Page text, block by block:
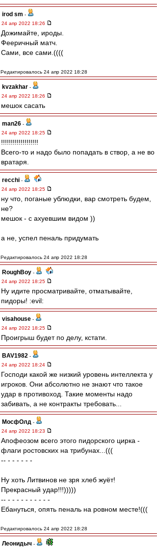
irod sm -
24 апр 2022 18:26
Дожимайте, ироды.
Фееричный матч.
Сами, все сами.((((
Редактировалось 24 апр 2022 18:28
kvzakhar -
24 апр 2022 18:26
мешок сасать
man26 -
24 апр 2022 18:25
!!!!!!!!!!!!!!!!!!!
Всего-то и надо было попадать в створ, а не во
вратаря.
recchi -
24 апр 2022 18:25
ну что, поганые ублюдки, вар смотреть будем,
не?
мешок - с ахуевшим видом ))
а не, успел пеналь придумать
Редактировалось 24 апр 2022 18:28
RoughBoy -
24 апр 2022 18:25
Ну идите просматривайте, отматывайте,
пидоры! :evil:
visahouse -
24 апр 2022 18:25
Проигрыш будет по делу, кстати.
BAV1982 -
24 апр 2022 18:24
Господи какой же низкий уровень интеллекта у
игроков. Они абсолютно не знают что такое
удар в противоход. Такие моменты надо
забивать, а не контракты требовать...
МосфОлд -
24 апр 2022 18:23
Апофеозом всего этого пидорского цирка -
флаги ростовских на трибунах...(((
-- - - - - - -
Ну хоть Литвинов не зря хлеб жуёт!
Прекрасный удар!!!)))))
-- - - - - - - - - - -
Ебануться, опять пеналь на ровном месте!(((
Редактировалось 24 апр 2022 18:28
Леонидыч -